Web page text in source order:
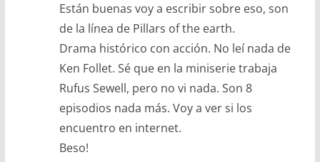
Están buenas voy a escribir sobre eso, son
de la línea de Pillars of the earth.
Drama histórico con acción. No leí nada de
Ken Follet. Sé que en la miniserie trabaja
Rufus Sewell, pero no vi nada. Son 8
episodios nada más. Voy a ver si los
encuentro en internet.
Beso!